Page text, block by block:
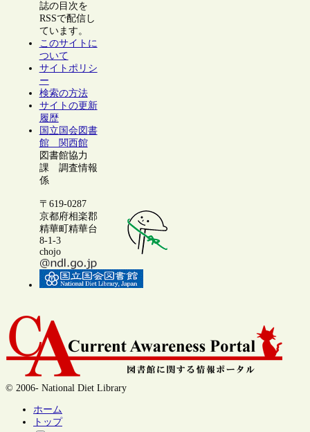
誌の目次を
RSSで配信し
ています。
このサイトに
ついて
サイトポリシ
ー
検索の方法
サイトの更新
履歴
国立国会図書
館 関西館
図書館協力
課 調査情報
係
〒619-0287
京都府相楽郡
精華町精華台
8-1-3
chojo
© 2006- National Diet Library
ホーム
トップ